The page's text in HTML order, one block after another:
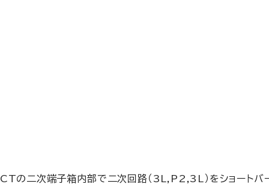
二次端子箱内部で二次回路（3L,P2,3L）をショートバ